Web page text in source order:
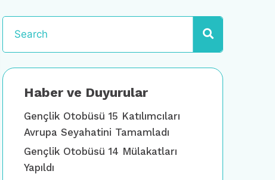
Haber ve Duyurular
Gençlik Otobüsü 15 Katılımcıları
Avrupa Seyahatini Tamamladı
Gençlik Otobüsü 14 Mülakatları
Yapıldı